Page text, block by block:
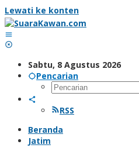
Lewati ke konten
Sabtu, 8 Agustus 2026
Pencarian
RSS
Beranda
Jatim